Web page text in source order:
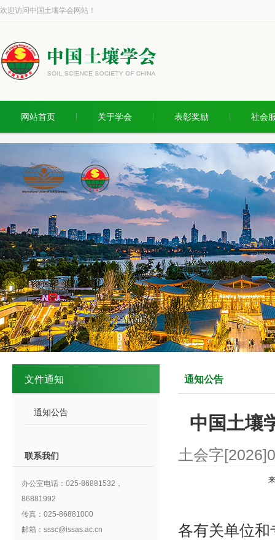
欢迎访问中国土壤学会网站！
网站首页 关于学会 表彰奖励 社会
文件通知
通知公告
联系我们
办公室电话：025-86881532，
86881992
传真：025-86881000
邮箱：sssc@issas.ac.cn
通知公告
中国土壤
土会字
各有关单位和